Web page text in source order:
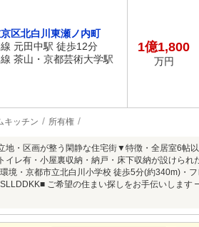
区北白川東瀬ノ内町
元田中駅 徒歩12分
茶山・京都芸術大学駅
1億1,800
万円
キッチン 所有権
地・区画が整う閑静な住宅街▼特徴・全居室6帖
イレ有・小屋裏収納・納戸・床下収納が設けら
境・京都市立北白川小学校 徒歩5分(約340m)・
ご希望の住まい探しをお手伝いし